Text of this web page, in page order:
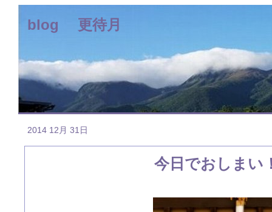
blog 更待月
2014 12月 31日
今日でおしまい